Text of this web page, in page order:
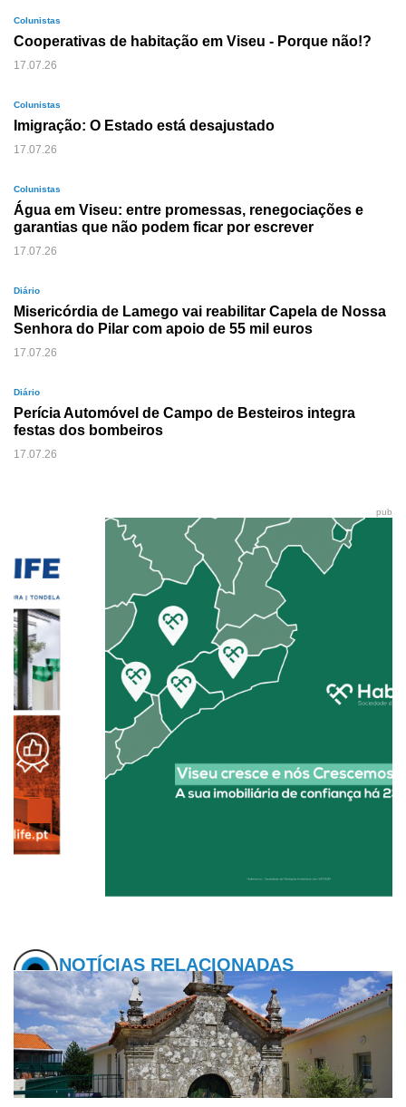
Colunistas
Cooperativas de habitação em Viseu - Porque não!?
17.07.26
Colunistas
Imigração: O Estado está desajustado
17.07.26
Colunistas
Água em Viseu: entre promessas, renegociações e
garantias que não podem ficar por escrever
17.07.26
Diário
Misericórdia de Lamego vai reabilitar Capela de Nossa
Senhora do Pilar com apoio de 55 mil euros
17.07.26
Diário
Perícia Automóvel de Campo de Besteiros integra
festas dos bombeiros
17.07.26
pub
NOTÍCIAS RELACIONADAS